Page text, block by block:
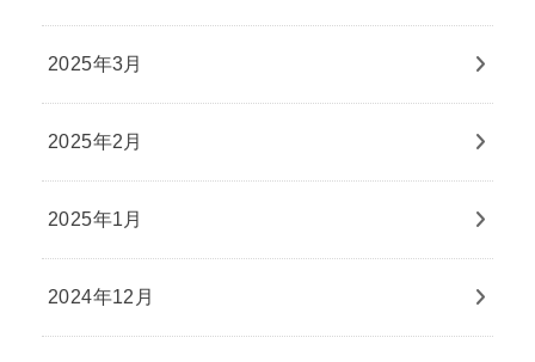
2025年3月
2025年2月
2025年1月
2024年12月